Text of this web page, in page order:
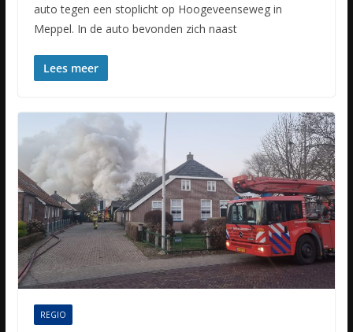
auto tegen een stoplicht op Hoogeveenseweg in
Meppel. In de auto bevonden zich naast
Lees meer
REGIO